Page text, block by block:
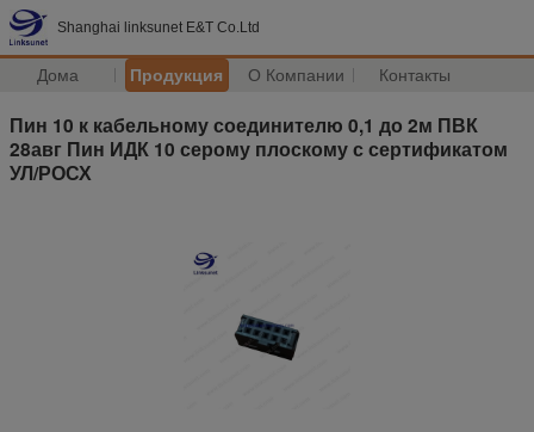
Shanghai linksunet E&T Co.Ltd
Дома Продукция О Компании Контакты
Пин 10 к кабельному соединителю 0,1 до 2м ПВК
28авг Пин ИДК 10 серому плоскому с сертификатом
УЛ/РОСХ